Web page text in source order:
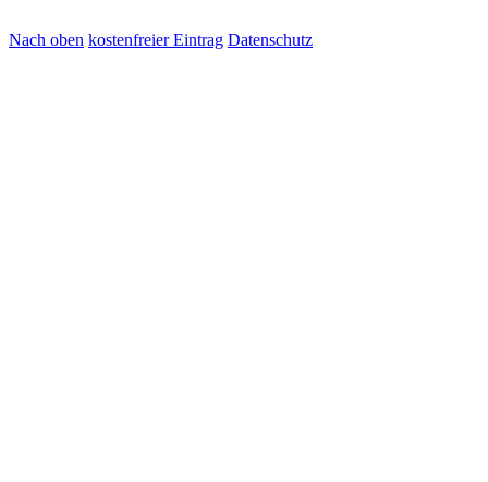
Nach oben kostenfreier Eintrag Datenschutz